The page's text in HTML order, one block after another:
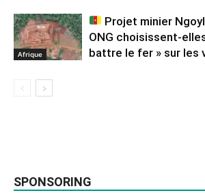
Afrique
Projet minier
ONG choisissent-
battre le fer » sur les
SPONSORING